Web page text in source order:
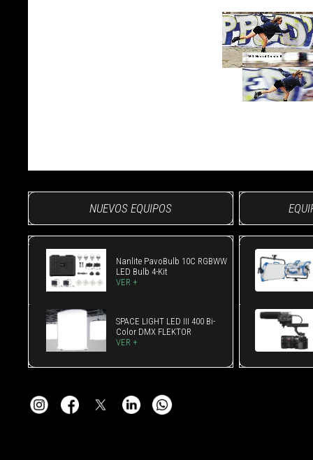
NUEVOS EQUIPOS
Nanlite PavoBulb 10C RGBWW
LED Bulb 4-Kit
VER +
SPACE LIGHT LED III 400 Bi-
Color DMX FLEKTOR
VER +